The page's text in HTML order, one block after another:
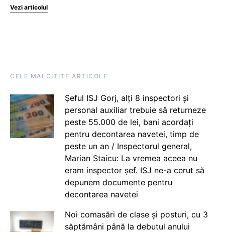
Vezi articolul
CELE MAI CITITE ARTICOLE
Șeful ISJ Gorj, alți 8 inspectori și
personal auxiliar trebuie să returneze
peste 55.000 de lei, bani acordați
pentru decontarea navetei, timp de
peste un an / Inspectorul general,
Marian Staicu: La vremea aceea nu
eram inspector șef. ISJ ne-a cerut să
depunem documente pentru
decontarea navetei
Noi comasări de clase și posturi, cu 3
săptămâni până la debutul anului